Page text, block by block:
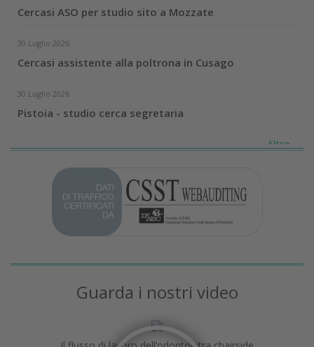
Cercasi ASO per studio sito a Mozzate
30 Luglio 2026
Cercasi assistente alla poltrona in Cusago
30 Luglio 2026
Pistoia - studio cerca segretaria
Altro...
Guarda i nostri video